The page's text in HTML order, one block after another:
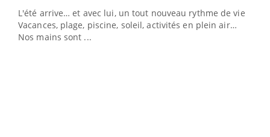
L'été arrive… et avec lui, un tout nouveau rythme de vie !
Vacances, plage, piscine, soleil, activités en plein air…
Nos mains sont ...